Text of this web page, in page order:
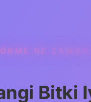
NE ZAMAN
Bitki